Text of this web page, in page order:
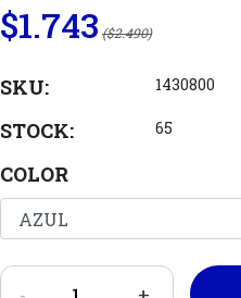
$1.743 ($2.490)
SKU: 1430800
STOCK: 65
COLOR